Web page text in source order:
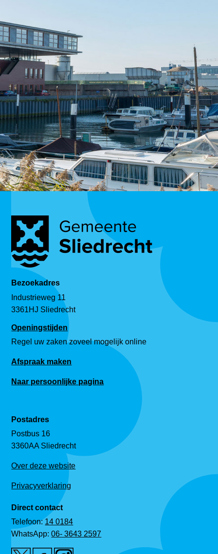
Bezoekadres
Industrieweg 11
3361HJ Sliedrecht
Openingstijden
Regel uw zaken zoveel mogelijk online
Afspraak maken
Naar persoonlijke pagina
Postadres
Postbus 16
3360AA Sliedrecht
Over deze website
Privacyverklaring
Direct contact
Telefoon:14 0184
WhatsApp:06- 3643 2597